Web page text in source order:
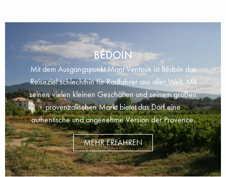
BÉDOIN
Mit dem Ausgangspunkt Mont Ventoux ist Bédoin das
Reiseziel schlechthin für Radfahrer aus aller Welt. Mit
seinen vielen kleinen Geschäften und seinem großen
provenzalischen Markt bietet das Dorf eine
authentische und angenehme Version der Provence.
MEHR ERFAHREN